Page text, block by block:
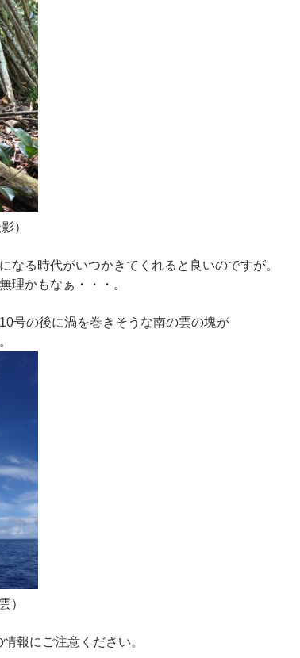
）
なる時代がいつかきてくれると良いのですが。
理かもなぁ・・・。
号の後に渦を巻きそうな南の雲の塊が
）
報にご注意ください。